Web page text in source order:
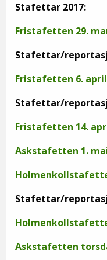
Stafettar 2017:
Fristafetten 29.
Stafettar/
Fristafetten 6. april
Stafettar/
Fristafetten 14.
Askstafetten 1.
Stafettar/
Askstafetten